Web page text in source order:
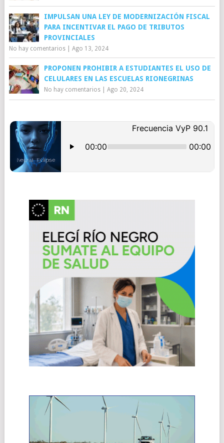
IMPULSAN UNA LEY DE MODERNIZACIÓN FISCAL
PARA INCENTIVAR EL PAGO DE TRIBUTOS
PROVINCIALES
No hay comentarios| Ago 13, 2024
PROPONEN PROHIBIR A ESTUDIANTES EL USO DE
CELULARES EN LAS ESCUELAS RIONEGRINAS
No hay comentarios| Ago 20, 2024